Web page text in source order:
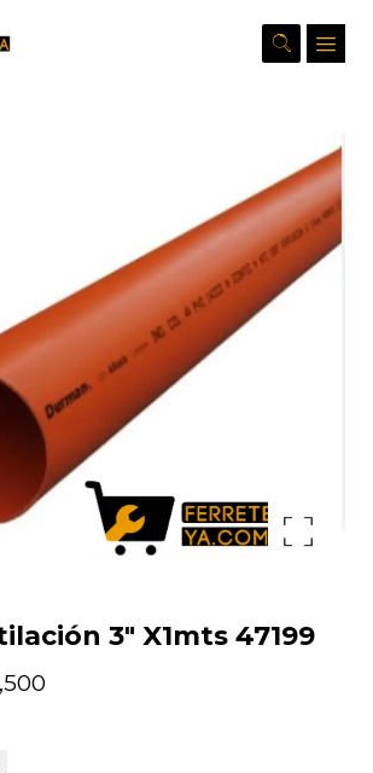
Ampliar la imagen
3″ X1mts 47199